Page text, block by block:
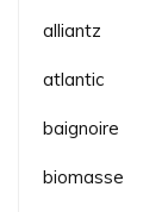
alliantz
atlantic
baignoire
biomasse